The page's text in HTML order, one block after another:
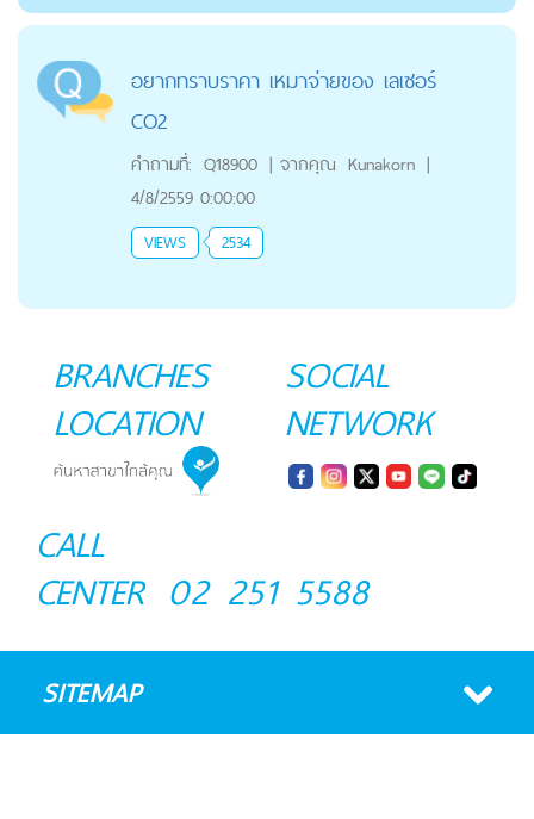
อยากทราบราคา เหมาจ่ายของ เลเซอร์
CO2
คำถามที่: Q18900 | จากคุณ Kunakorn |
4/8/2559 0:00:00
VIEWS 2534
BRANCHES
LOCATION
SOCIAL
NETWORK
CALL
CENTER 02 251 5588
SITEMAP